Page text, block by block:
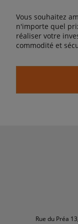
Vous souhaitez
n'importe quel
réaliser votre
commodité et
Rue du Préa